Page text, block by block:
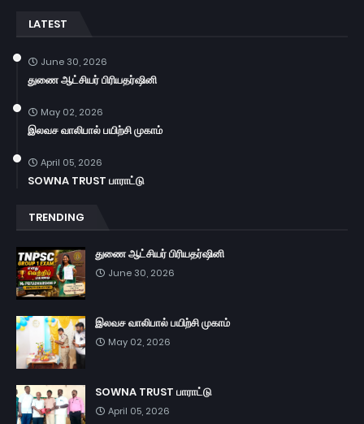
LATEST
June 30, 2026
துணை ஆட்சியர் பிரியதர்ஷினி
May 02, 2026
இலவச வாலிபால் பயிற்சி முகாம்
April 05, 2026
SOWNA TRUST பாராட்டு
TRENDING
துணை ஆட்சியர் பிரியதர்ஷினி
June 30, 2026
இலவச வாலிபால் பயிற்சி முகாம்
May 02, 2026
SOWNA TRUST பாராட்டு
April 05, 2026